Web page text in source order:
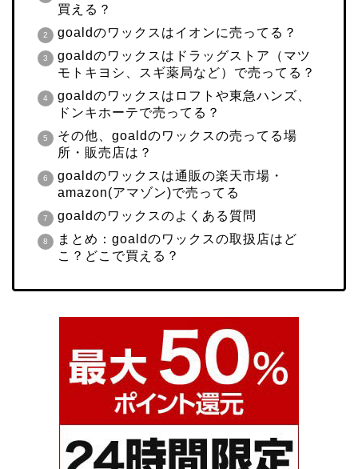
買える？
goaldのワックスはイオンに売ってる？
goaldのワックスはドラッグストア（マツ
モトキヨシ、スギ薬局など）で売ってる？
goaldのワックスはロフトや東急ハンズ、
ドンキホーテで売ってる？
その他、goaldのワックスの売ってる場
所・販売店は？
goaldのワックスは通販の楽天市場・
amazon(アマゾン)で売ってる
goaldのワックスのよくある質問
まとめ：goaldのワックスの取扱店はど
こ？どこで買える？